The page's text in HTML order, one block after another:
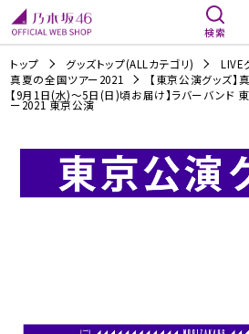
検索
トップ グッズトップ(ALLカテゴリ)
LIVE
真夏の全国ツアー2021
【東京公演グッズ】
【9月1日(水)～5日(日)頃お届け】ラバーバンド
ー2021 東京公演